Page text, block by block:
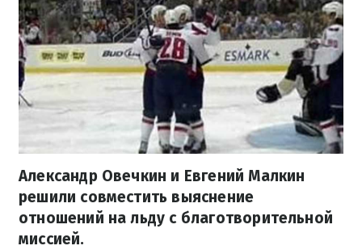
Александр Овечкин и Евгений Малкин
решили совместить выяснение
отношений на льду с благотворительной
миссией.